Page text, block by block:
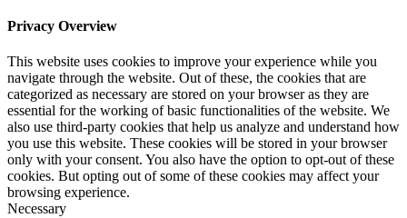
Privacy Overview
This website uses cookies to improve your experience while you
navigate through the website. Out of these, the cookies that are
categorized as necessary are stored on your browser as they are
essential for the working of basic functionalities of the website. We
also use third-party cookies that help us analyze and understand how
you use this website. These cookies will be stored in your browser
only with your consent. You also have the option to opt-out of these
cookies. But opting out of some of these cookies may affect your
browsing experience.
Necessary